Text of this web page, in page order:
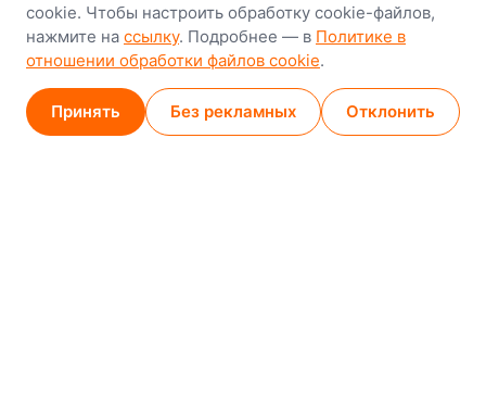
8-й Путепроводный переулок, 5
GPS53.924752, 27.489820
Карта проезда
cookie. Чтобы настроить обработку cookie-файлов,
нажмите на ссылку. Подробнее — в Политике в
отношении обработки файлов cookie.
Принять Без рекламных Отклонить